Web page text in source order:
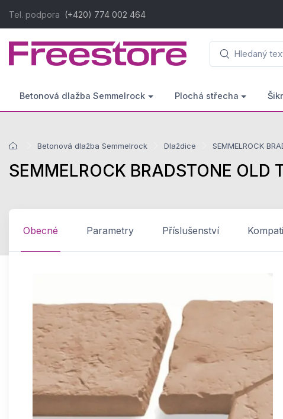
Tel. podpora (+420) 774 002 464
Betonová dlažba Semmelrock Plochá střecha
Betonová dlažba Semmelrock Dlaždice SEMMELROCK
SEMMELROCK BRADSTONE
Obecné Parametry Příslušenství